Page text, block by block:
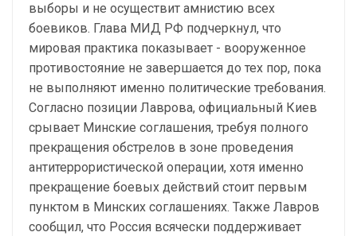
выборы и не осуществит амнистию всех
боевиков. Глава МИД РФ подчеркнул, что
мировая практика показывает - вооруженное
противостояние не завершается до тех пор, пока
не выполняют именно политические требования.
Согласно позиции Лаврова, официальный Киев
срывает Минские соглашения, требуя полного
прекращения обстрелов в зоне проведения
антитеррористической операции, хотя именно
прекращение боевых действий стоит первым
пунктом в Минских соглашениях. Также Лавров
сообщил, что Россия всячески поддерживает